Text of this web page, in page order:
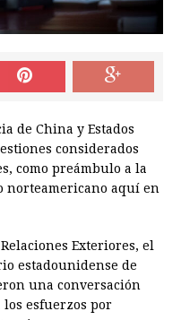
de China y Estados
considerados
como preámbulo a la
aquí en
Exteriores, el
estadounidense de
una conversación
esfuerzos por